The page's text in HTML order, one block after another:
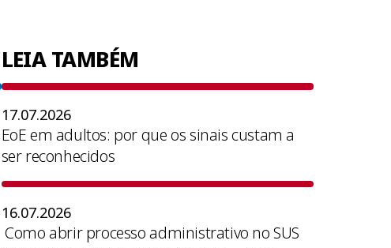
LEIA TAMBÉM
17.07.2026
EoE em adultos: por que os sinais custam a
ser reconhecidos
16.07.2026
Como abrir processo administrativo no SUS